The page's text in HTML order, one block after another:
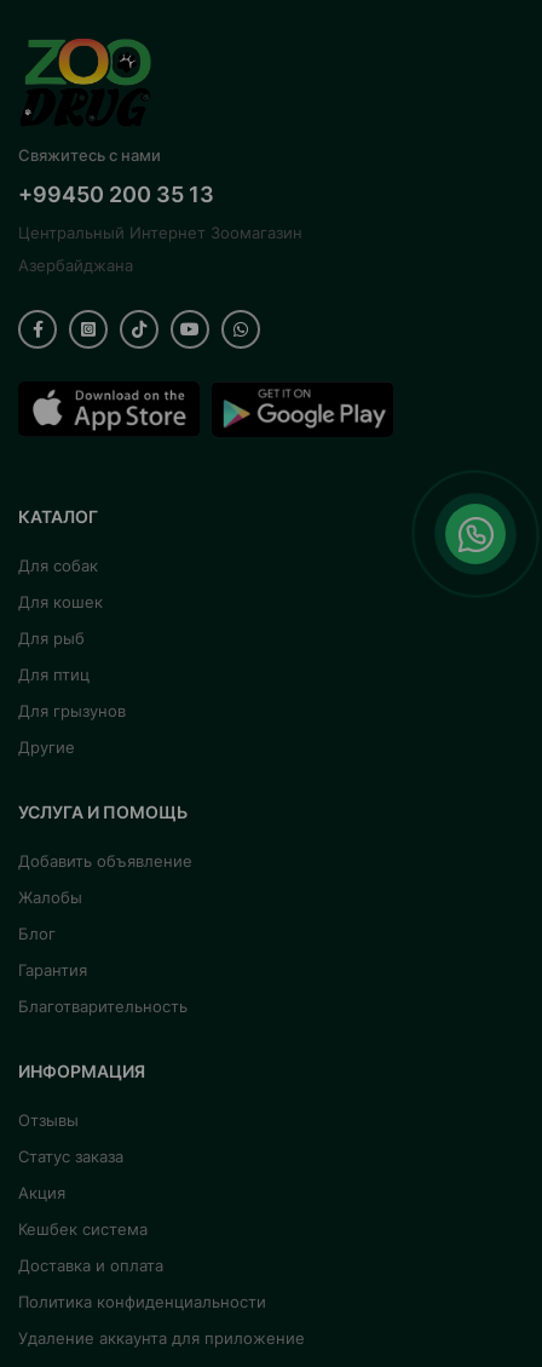
Свяжитесь с нами
+99450 200 35 13
Центральный Интернет Зоомагазин
Азербайджана
КАТАЛОГ
Для собак
Для кошек
Для рыб
Для птиц
Для грызунов
Другие
УСЛУГА И ПОМОЩЬ
Добавить объявление
Жалобы
Блог
Гарантия
Благотварительность
ИНФОРМАЦИЯ
Отзывы
Статус заказа
Акция
Кешбек система
Доставка и оплата
Политика конфиденциальности
Удаление аккаунта для приложение